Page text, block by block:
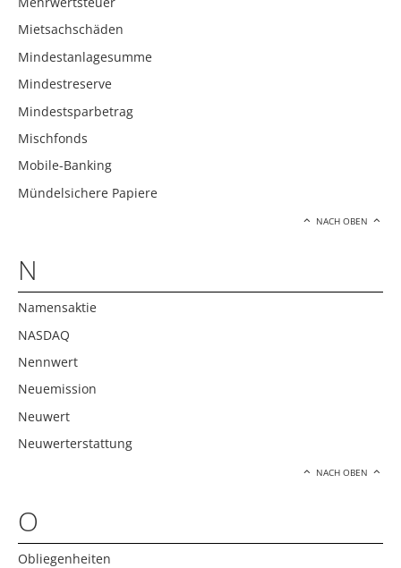
Mietsachschäden
Mindestanlagesumme
Mindestreserve
Mindestsparbetrag
Mischfonds
Mobile-Banking
Mündelsichere Papiere
NACH OBEN
N
Namensaktie
NASDAQ
Nennwert
Neuemission
Neuwert
Neuwerterstattung
NACH OBEN
O
Obliegenheiten